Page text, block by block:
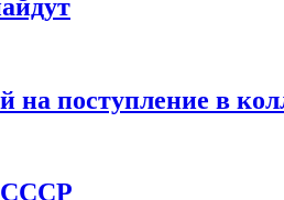
на поступление в
СССР